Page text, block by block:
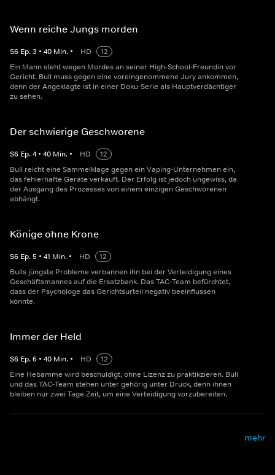
Wenn reiche Jungs morden
S6 Ep.3 • 40 Min. • HD
12
Ein Mann steht wegen Mordes an seiner High-School-Freundin vor
Gericht. Bull muss gegen eine voreingenommene Jury ankommen,
denn der Angeklagte ist in einer Doku-Serie als Hauptverdächtiger
zu sehen.
Der schwierige Geschworene
S6 Ep.4 • 40 Min. • HD
12
Bull reicht eine Sammelklage gegen ein Vaping-Unternehmen ein,
das fehlerhafte Geräte verkauft. Der Erfolg ist jedoch ungewiss, da
der Ausgang des Prozesses von einem einzigen Geschworenen
abhängt.
Könige ohne Krone
S6 Ep.5 • 41 Min. • HD
12
Bulls jüngste Probleme verbannen ihn bei der Verteidigung eines
Geschäftsmannes auf die Ersatzbank. Das TAC-Team befürchtet,
dass der Psychologe das Gerichtsurteil negativ beeinflussen
könnte.
Immer der Held
S6 Ep.6 • 40 Min. • HD
12
Eine Hebamme wird beschuldigt, ohne Lizenz zu praktikzieren. Bull
und das TAC-Team stehen unter gehörig unter Druck, denn ihnen
bleiben nur zwei Tage Zeit, um eine Verteidigung vorzubereiten.
mehr